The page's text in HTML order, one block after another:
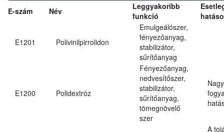
E-szám Név
Leggyakoribb
funkció
E1201 Polivinilpirrolidon
Emulgeálószer,
fényezőanyag,
stabilizátor,
sűrítőanyag
E1200 Polidextróz
Fényezőanyag,
nedvesítőszer,
stabilizátor,
sűrítőanyag,
tömegnövelő
szer
A